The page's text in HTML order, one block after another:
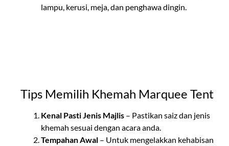
lampu, kerusi, meja, dan penghawa dingin.
Tips Memilih Khemah Marquee Tent
Kenal Pasti Jenis Majlis – Pastikan saiz dan jenis
khemah sesuai dengan acara anda.
Tempahan Awal – Untuk mengelakkan kehabisan